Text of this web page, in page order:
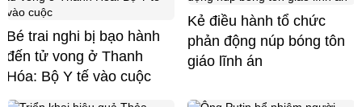
Bé trai nghi bị bạo hành
đến tử vong ở Thanh
Hóa: Bộ Y tế vào cuộc
Kẻ điều hành tổ chức
phản động núp bóng tôn
giáo lĩnh án